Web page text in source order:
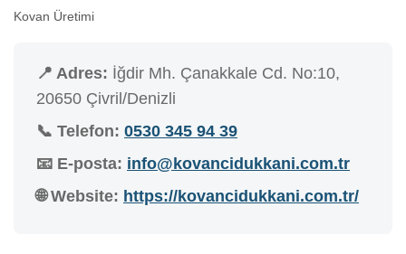
Kovan Üretimi
📍 Adres: İğdir Mh. Çanakkale Cd. No:10,
20650 Çivril/Denizli
📞 Telefon: 0530 345 94 39
📧 E-posta: info@kovancidukkani.com.tr
🌐 Website: https://kovancidukkani.com.tr/